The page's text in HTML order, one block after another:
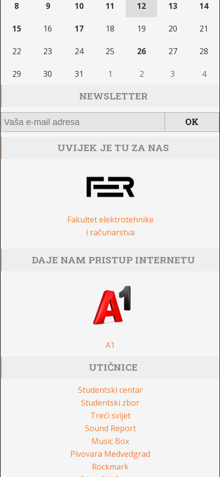
8 9 10 11 12 13 14
15 16 17 18 19 20 21
22 23 24 25 26 27 28
29 30 31 1 2 3 4
NEWSLETTER
UVIJEK JE TU ZA NAS
Fakultet elektrotehnike
i računarstva
DAJE NAM PRISTUP INTERNETU
A1
UTIČNICE
Studentski centar
Studentski zbor
Treći svijet
Sound Report
Music Box
Pivovara Medvedgrad
Rockmark